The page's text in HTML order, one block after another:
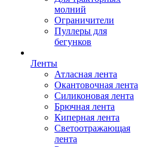
молний
Ограничители
Пуллеры для
бегунков
Ленты
Атласная лента
Окантовочная лента
Силиконовая лента
Брючная лента
Киперная лента
Светоотражающая
лента